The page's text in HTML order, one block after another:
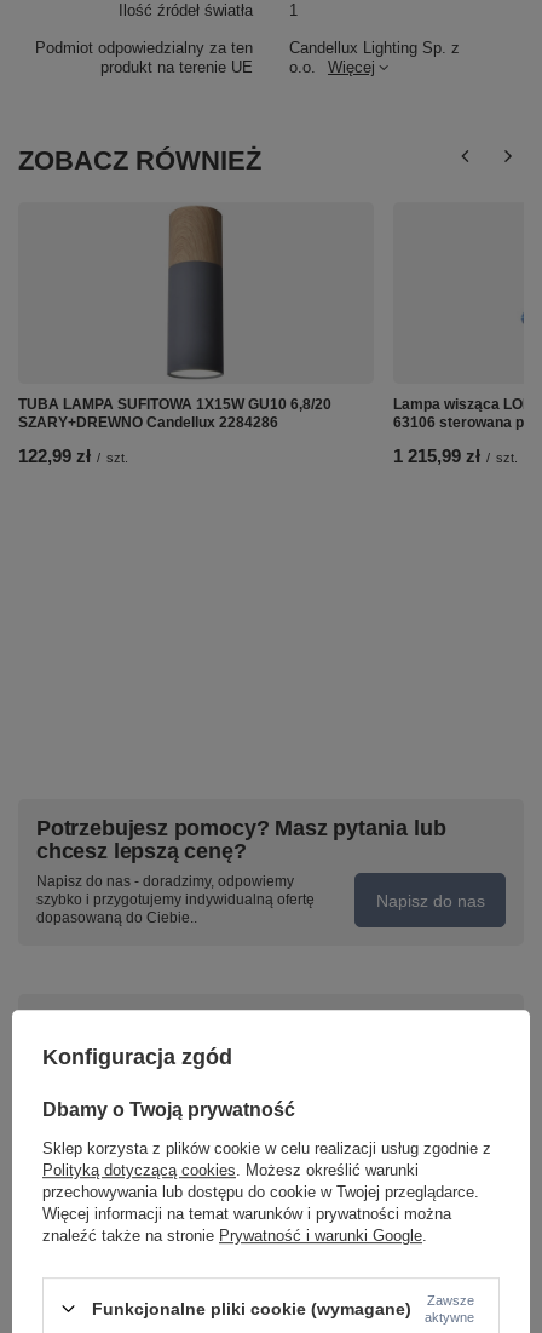
Podmiot odpowiedzialny za ten
produkt na terenie UE
Candellux Lighting Sp. z
o.o.
Więcej
Ilość źródeł światła 1
ZOBACZ RÓWNIEŻ
TUBA LAMPA SUFITOWA 1X15W GU10 6,8/20
SZARY+DREWNO Candellux 2284286
122,99 zł / szt.
Lampa wisząca
63106 sterowana
1 215,99 zł / szt.
Potrzebujesz pomocy? Masz pytania lub
chcesz lepszą cenę?
Napisz do nas - doradzimy, odpowiemy
szybko i przygotujemy indywidualną ofertę
dopasowaną do Ciebie..
Napisz do nas
Twoja ocena:
5/5
Konfiguracja zgód
Dbamy o Twoją prywatność
Sklep korzysta z plików cookie w celu realizacji usług zgodnie z
Polityką dotyczącą cookies . Możesz określić warunki
przechowywania lub dostępu do cookie w Twojej przeglądarce.
Więcej informacji na temat warunków i prywatności można
znaleźć także na stronie Prywatność i warunki Google
Funkcjonalne pliki cookie (wymagane)
Zawsze
aktywne